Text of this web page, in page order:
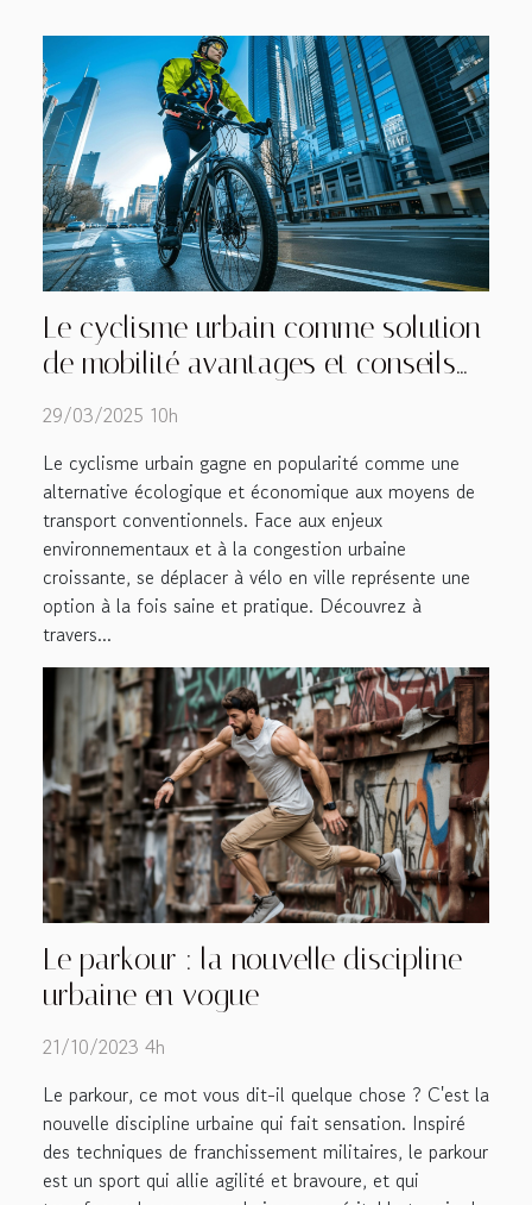
Le cyclisme urbain comme solution
de mobilité avantages et conseils
pour les nouveaux cyclistes
29/03/2025 10h
Le cyclisme urbain gagne en popularité comme une
alternative écologique et économique aux moyens de
transport conventionnels. Face aux enjeux
environnementaux et à la congestion urbaine
croissante, se déplacer à vélo en ville représente une
option à la fois saine et pratique. Découvrez à
travers...
Le parkour : la nouvelle discipline
urbaine en vogue
21/10/2023 4h
Le parkour, ce mot vous dit-il quelque chose ? C'est la
nouvelle discipline urbaine qui fait sensation. Inspiré
des techniques de franchissement militaires, le parkour
est un sport qui allie agilité et bravoure, et qui